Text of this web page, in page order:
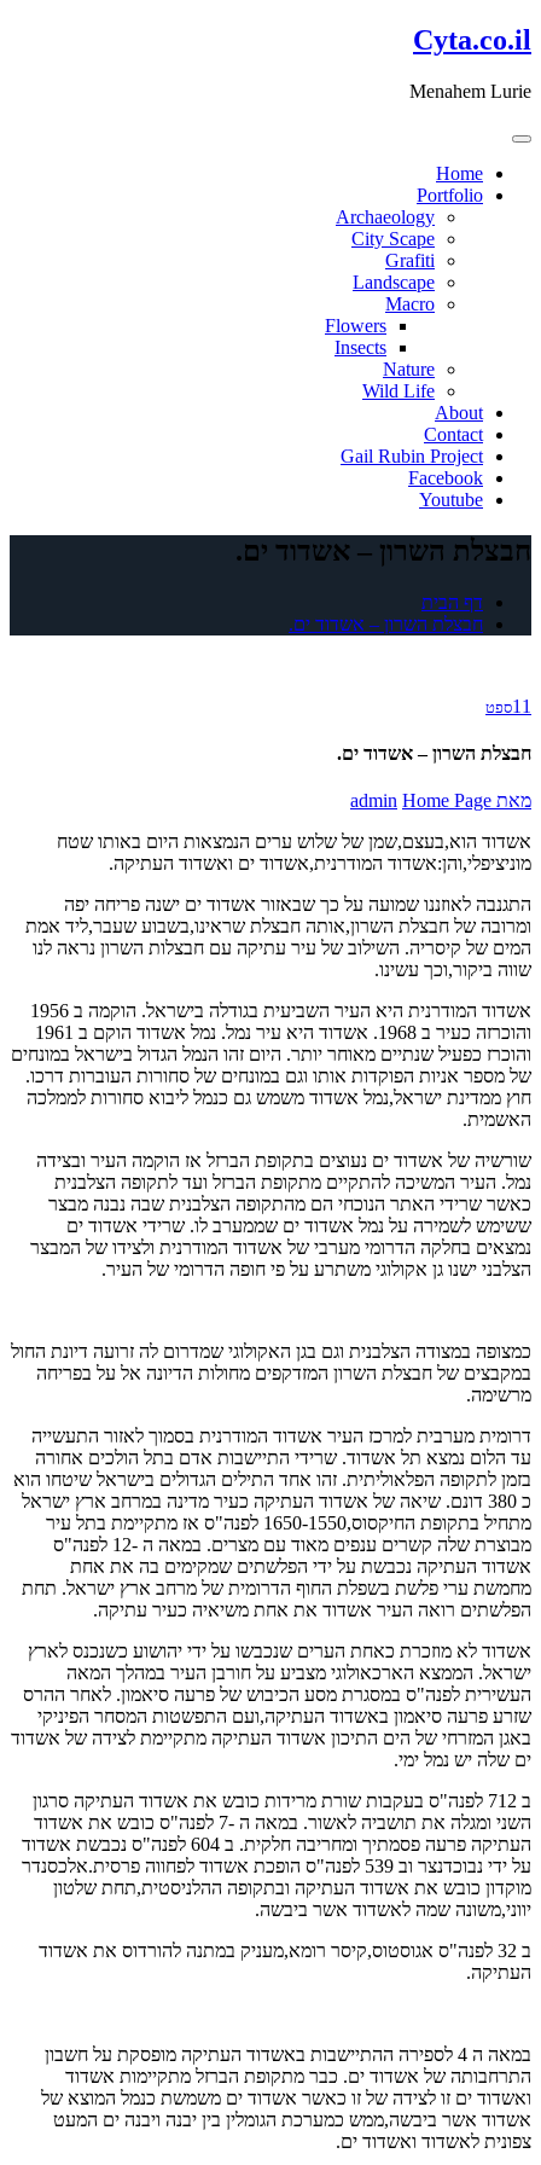
דלג
לתוכן
Cyta.co.il
Menahem Lurie
Home
Portfolio
Archaeology
City Scape
Grafiti
Landscape
Macro
Flowers
Insects
Nature
Wild Life
About
Contact
Gail Rubin Project
Facebook
Youtube
חבצלת השרון – אשדוד ים.
דף הבית
חבצלת השרון – אשדוד ים.
11ספט
חבצלת השרון – אשדוד ים.
מאת admin Home Page
אשדוד הוא,בעצם,שמן של שלוש ערים הנמצאות היום באותו שטח
מוניציפלי,והן:אשדוד המודרנית,אשדוד ים ואשדוד העתיקה.
התגנבה לאוזננו שמועה על כך שבאזור אשדוד ים ישנה פריחה יפה
ומרובה של חבצלת השרון,אותה חבצלת שראינו,בשבוע שעבר,ליד אמת
המים של קיסריה. השילוב של עיר עתיקה עם חבצלות השרון נראה לנו
שווה ביקור,וכך עשינו.
אשדוד המודרנית היא העיר השביעית בגודלה בישראל. הוקמה ב 1956
והוכרזה כעיר ב 1968. אשדוד היא עיר נמל. נמל אשדוד הוקם ב 1961
והוכרז כפעיל שנתיים מאוחר יותר. היום זהו הנמל הגדול בישראל במונחים
של מספר אניות הפוקדות אותו וגם במונחים של סחורות העוברות דרכו.
חוץ ממדינת ישראל,נמל אשדוד משמש גם כנמל ליבוא סחורות לממלכה
האשמית.
שורשיה של אשדוד ים נעוצים בתקופת הברזל אז הוקמה העיר ובצידה
נמל. העיר המשיכה להתקיים מתקופת הברזל ועד לתקופה הצלבנית
כאשר שרידי האתר הנוכחי הם מהתקופה הצלבנית שבה נבנה מבצר
ששימש לשמירה על נמל אשדוד ים שממערב לו. שרידי אשדוד ים
נמצאים בחלקה הדרומי מערבי של אשדוד המודרנית ולצידו של המבצר
הצלבני ישנו גן אקולוגי משתרע על פי חופה הדרומי של העיר.
כמצופה במצודה הצלבנית וגם בגן האקולוגי שמדרום לה זרועה דיונת החול
במקבצים של חבצלת השרון המזדקפים מחולות הדיונה אל על בפריחה
מרשימה.
דרומית מערבית למרכז העיר אשדוד המודרנית בסמוך לאזור התעשייה
עד הלום נמצא תל אשדוד. שרידי התיישבות אדם בתל הולכים אחורה
בזמן לתקופה הפלאוליתית. זהו אחד התילים הגדולים בישראל שיטחו הוא
כ 380 דונם. שיאה של אשדוד העתיקה כעיר מדינה במרחב ארץ ישראל
מתחיל בתקופת החיקסוס,1650-1550 לפנה"ס אז מתקיימת בתל עיר
מבוצרת שלה קשרים ענפים מאוד עם מצרים. במאה ה -12 לפנה"ס
אשדוד העתיקה נכבשת על ידי הפלשתים שמקימים בה את אחת
מחמשת ערי פלשת בשפלת החוף הדרומית של מרחב ארץ ישראל. תחת
הפלשתים רואה העיר אשדוד את אחת משיאיה כעיר עתיקה.
אשדוד לא מוזכרת כאחת הערים שנכבשו על ידי יהושוע כשנכנס לארץ
ישראל. הממצא הארכאולוגי מצביע על חורבן העיר במהלך המאה
העשירית לפנה"ס במסגרת מסע הכיבוש של פרעה סיאמון. לאחר ההרס
שזרע פרעה סיאמון באשדוד העתיקה,ועם התפשטות המסחר הפיניקי
באגן המזרחי של הים התיכון אשדוד העתיקה מתקיימת לצידה של אשדוד
ים שלה יש נמל ימי.
ב 712 לפנה"ס בעקבות שורת מרידות כובש את אשדוד העתיקה סרגון
השני ומגלה את תושביה לאשור. במאה ה -7 לפנה"ס כובש את אשדוד
העתיקה פרעה פסמתיך ומחריבה חלקית. ב 604 לפנה"ס נכבשת אשדוד
על ידי נבוכדנצר וב 539 לפנה"ס הופכת אשדוד לפחווה פרסית.אלכסנדר
מוקדון כובש את אשדוד העתיקה ובתקופה ההלניסטית,תחת שלטון
יווני,משונה שמה לאשדוד אשר ביבשה.
ב 32 לפנה"ס אגוסטוס,קיסר רומא,מעניק במתנה להורדוס את אשדוד
העתיקה.
במאה ה 4 לספירה ההתיישבות באשדוד העתיקה מופסקת על חשבון
התרחבותה של אשדוד ים. כבר מתקופת הברזל מתקיימות אשדוד
ואשדוד ים זו לצידה של זו כאשר אשדוד ים משמשת כנמל המוצא של
אשדוד אשר ביבשה,ממש כמערכת הגומלין בין יבנה ויבנה ים המעט
צפונית לאשדוד ואשדוד ים.